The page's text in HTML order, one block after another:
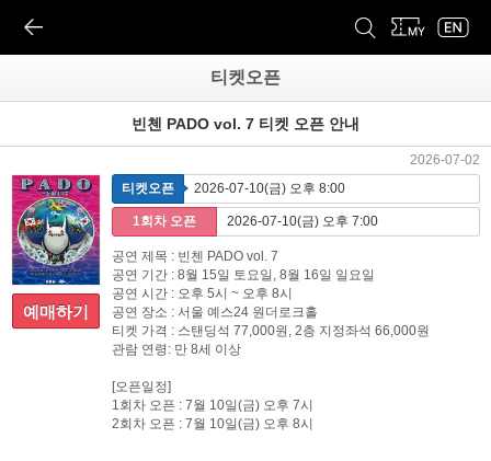
티켓오픈
빈첸 PADO vol. 7 티켓 오픈 안내
2026-07-02
예매하기
티켓오픈 2026-07-10(금) 오후 8:00
1회차 오픈 2026-07-10(금) 오후 7:00
공연 제목 : 빈첸 PADO vol. 7
공연 기간 : 8월 15일 토요일, 8월 16일 일요일
공연 시간 : 오후 5시 ~ 오후 8시
공연 장소 : 서울 예스24 원더로크홀
티켓 가격 : 스탠딩석 77,000원, 2층 지정좌석 66,000원
관람 연령: 만 8세 이상
[오픈일정]
1회차 오픈 : 7월 10일(금) 오후 7시
2회차 오픈 : 7월 10일(금) 오후 8시